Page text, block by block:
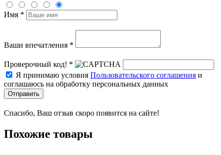
Имя *
Ваши впечатления *
Проверочный код! *
Я принимаю условия Пользовательского соглашения и
соглашаюсь на обработку персональных данных
Отправить
Спасибо, Ваш отзыв скоро появится на сайте!
Похожие товары